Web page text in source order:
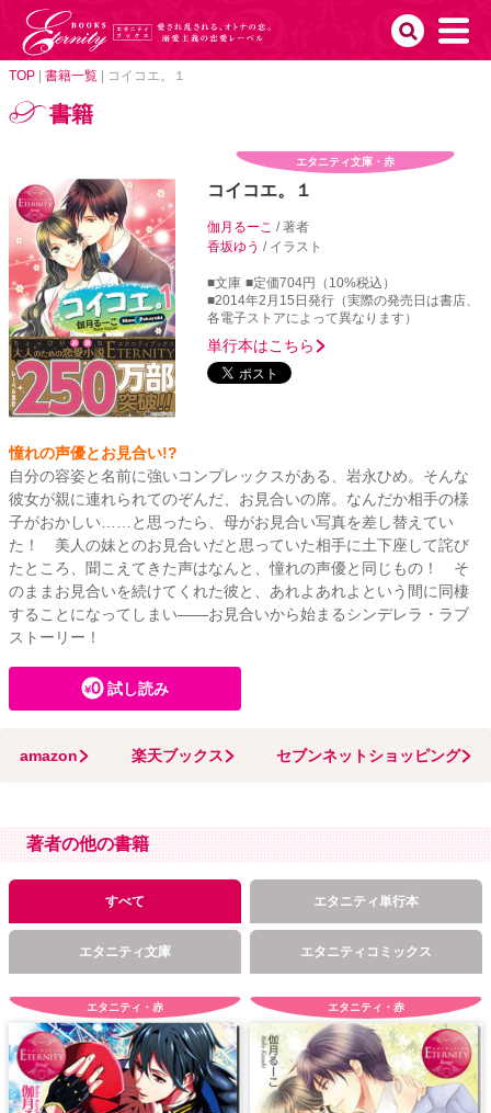
TOP 書籍一覧 コイコエ。１
書籍
エタニティ文庫・赤
コイコエ。１
伽月るーこ/ 著者
香坂ゆう / イラスト
■文庫 ■定価704円（10%税込）
■2014年2月15日発行（実際の発売日は書店、
各電子ストアによって異なります）
単行本はこちら
憧れの声優とお見合い!?
自分の容姿と名前に強いコンプレックスがある、岩永ひめ。そんな
彼女が親に連れられてのぞんだ、お見合いの席。なんだか相手の様
子がおかしい……と思ったら、母がお見合い写真を差し替えてい
た！ 美人の妹とのお見合いだと思っていた相手に土下座して詫び
たところ、聞こえてきた声はなんと、憧れの声優と同じもの！ そ
のままお見合いを続けてくれた彼と、あれよあれよという間に同棲
することになってしまい――お見合いから始まるシンデレラ・ラブ
ストーリー！
試し読み
amazon 楽天ブックス セブンネットショッピング
著者の他の書籍
すべて エタニティ単行本
エタニティ文庫 エタニティコミックス
エタニティ・赤 エタニティ・赤